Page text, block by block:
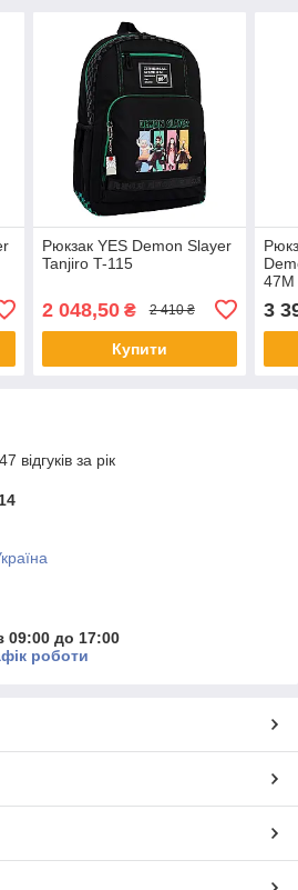
Рюкзак YES Demon Slayer
Tanjiro T-115
2 048,50₴ 2 410 ₴
Купити
47M
3
відгуків за рік
09:00 до 17:00
роботи